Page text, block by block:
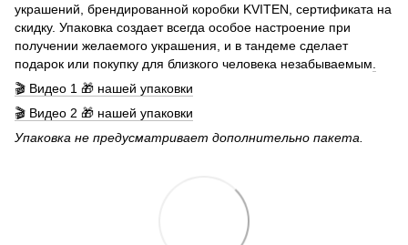
украшений, брендированной коробки KVITEN, сертификата на
скидку. Упаковка создает всегда особое настроение при
получении желаемого украшения, и в тандеме сделает
подарок или покупку для близкого человека незабываемым
🎬 Видео 1 🎁 нашей упаковки
🎬 Видео 2 🎁 нашей упаковки
Упаковка не предусматривает дополнительно пакета.